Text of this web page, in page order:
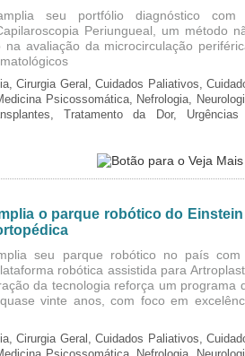
seu portfólio diagnóstico com
Periungueal, um método
avaliação da microcirculação
Cirurgia Geral, Cuidados Paliativos,
Psicossomática, Nefrologia,
Tratamento da Dor,
o parque robótico do Einstein
seu parque robótico no país
robótica assistida para
da tecnologia reforça um programa
vinte anos, com foco em
Cirurgia Geral, Cuidados Paliativos,